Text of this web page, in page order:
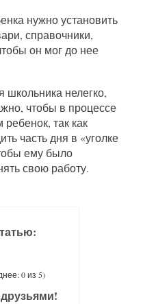
нужно установить
справочники,
он мог до нее
школьника нелегко,
чтобы в процессе
так как
часть дня в «уголке
ему было
свою работу.
0 из 5)